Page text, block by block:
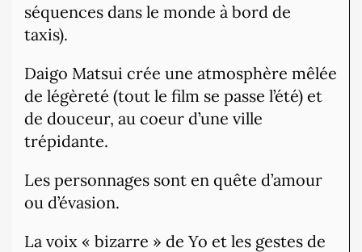
séquences dans le monde à bord de
taxis).
Daigo Matsui crée une atmosphère mêlée
de légèreté (tout le film se passe l’été) et
de douceur, au coeur d’une ville
trépidante.
Les personnages sont en quête d’amour
ou d’évasion.
La voix « bizarre » de Yo et les gestes de